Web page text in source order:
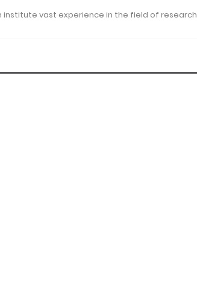
institute vast experience in the field of research